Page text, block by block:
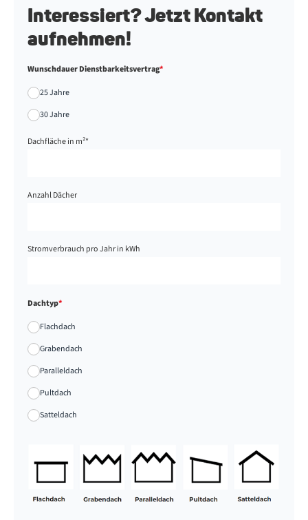
In­ter­es­siert? Jetzt Kon­takt
auf­neh­men!
Wunschdauer Dienstbarkeitsvertrag*
25 Jahre
30 Jahre
Dachfläche in m²*
Anzahl Dächer
Stromverbrauch pro Jahr in kWh
Dachtyp*
Flachdach
Grabendach
Paralleldach
Pultdach
Satteldach